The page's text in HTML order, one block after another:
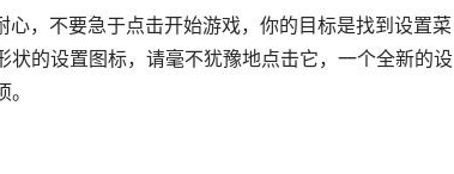
，不要急于点击开始游戏，你的目标是找到设置菜
的设置图标，请毫不犹豫地点击它，一个全新的设